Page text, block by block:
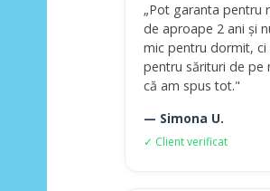
„Pot garanta pentru
de aproape 2 ani și
mic pentru dormit,
pentru sărituri de pe
că am spus tot."
— Simona U.
✓ Client verificat